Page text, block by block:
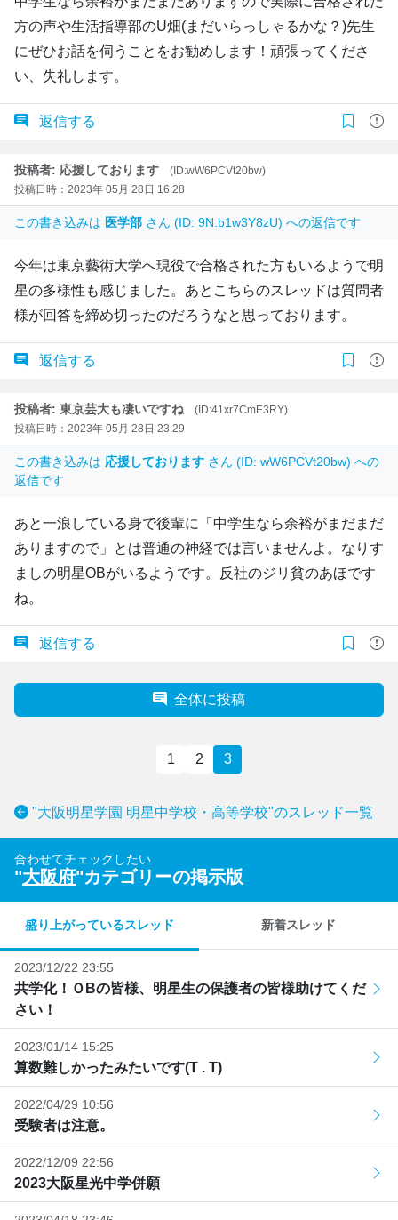
方の声や生活指導部のU畑(まだいらっしゃるかな？)先生
にぜひお話を伺うことをお勧めします！頑張ってくださ
い、失礼します。
返信する
投稿者: 応援しております
(ID:wW6PCVt20bw)
投稿日時：2023年 05月 28日 16:28
この書き込みは 医学部 さん (ID: 9N.b1w3Y8zU) への返信です
今年は東京藝術大学へ現役で合格された方もいるようで明
星の多様性も感じました。あとこちらのスレッドは質問者
様が回答を締め切ったのだろうなと思っております。
返信する
投稿者: 東京芸大も凄いですね
(ID:41xr7CmE3RY)
投稿日時：2023年 05月 28日 23:29
この書き込みは 応援しております さん (ID: wW6PCVt20bw) への
返信です
あと一浪している身で後輩に「中学生なら余裕がまだまだ
ありますので」とは普通の神経では言いませんよ。なりす
ましの明星OBがいるようです。反社のジリ貧のあほです
ね。
返信する
全体に投稿
1 2 3
"大阪明星学園 明星中学校・高等学校"のスレッド一覧
合わせてチェックしたい
"大阪府"カテゴリーの掲示版
盛り上がっているスレッド 新着スレッド
2023/12/22 23:55
共学化！ＯBの皆様、明星生の保護者の皆様助けてくだ
さい！
2023/01/14 15:25
算数難しかったみたいです(T . T)
2022/04/29 10:56
受験者は注意。
2022/12/09 22:56
2023大阪星光中学併願